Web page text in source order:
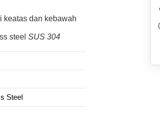
keatas dan kebawah
steel SUS 304
Steel